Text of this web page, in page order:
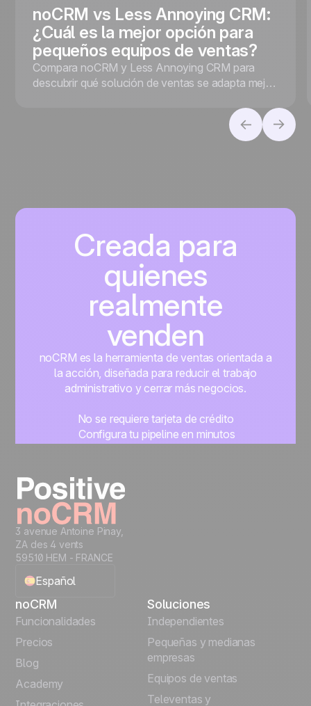
noCRM vs Less Annoying CRM:
¿Cuál es la mejor opción para
pequeños equipos de ventas?
Compara noCRM y Less Annoying CRM para
descubrir qué solución de ventas se adapta mejor
Creada para
quienes
realmente
venden
noCRM es la herramienta de ventas orientada a
la acción, diseñada para reducir el trabajo
administrativo y cerrar más negocios.
No se requiere tarjeta de crédito
Configura tu pipeline en minutos
3 avenue Antoine Pinay,
ZA des 4 vents
59510 HEM - FRANCE
Español
English
Português
noCRM
Funcionalidades
Precios
Blog
Academy
Soluciones
Independientes
Pequeñas y medianas
empresas
Equipos de ventas
Televentas y